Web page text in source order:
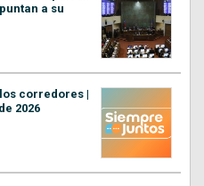
a su
corredores |
2026